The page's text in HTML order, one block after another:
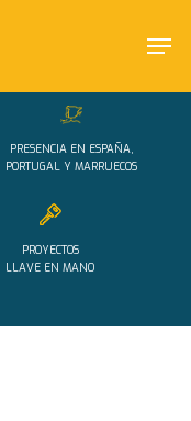
PRESENCIA EN ESPAÑA,
PORTUGAL Y MARRUECOS
PROYECTOS
LLAVE EN MANO
Menu